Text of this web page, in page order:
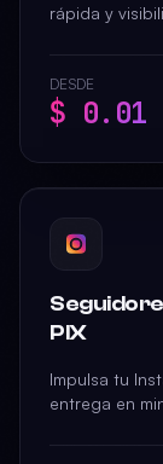
rápida y
DESDE
$ 0.01
PIX
Impulsa tu
entrega en